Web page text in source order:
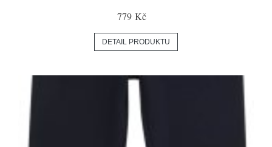
779 Kč
DETAIL PRODUKTU